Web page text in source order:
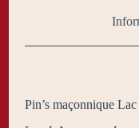
Pin’s maçonnique